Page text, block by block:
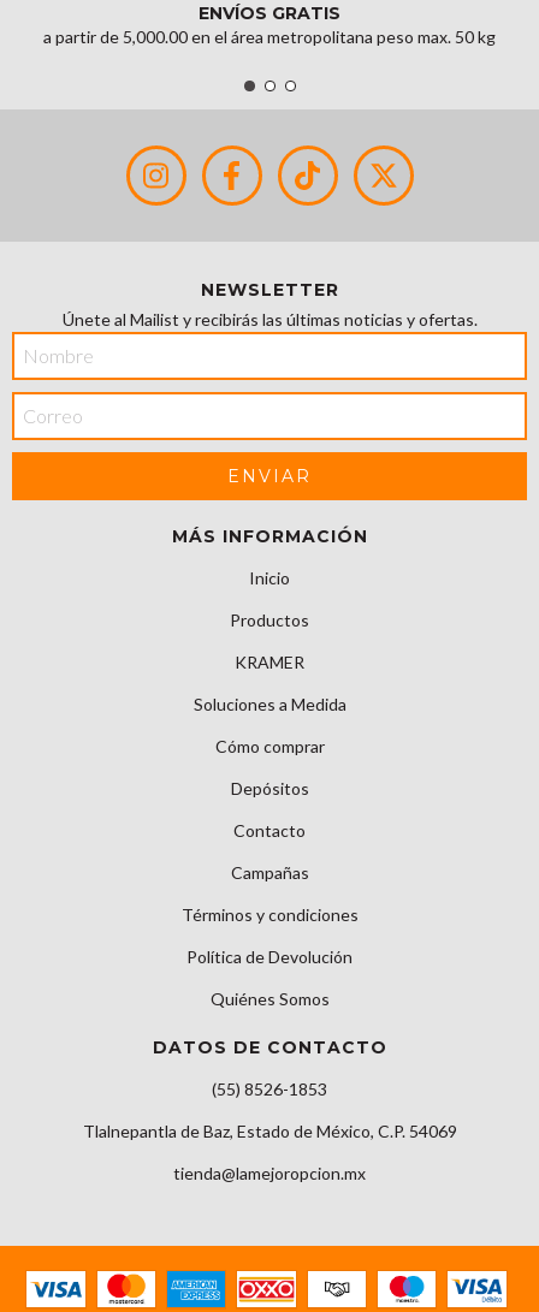
ENVÍOS GRATIS
a partir de 5,000.00 en el área metropolitana peso max. 50 kg
NEWSLETTER
Únete al Mailist y recibirás las últimas noticias y ofertas.
MÁS INFORMACIÓN
Inicio
Productos
KRAMER
Soluciones a Medida
Cómo comprar
Depósitos
Contacto
Campañas
Términos y condiciones
Política de Devolución
Quiénes Somos
DATOS DE CONTACTO
(55) 8526-1853
Tlalnepantla de Baz, Estado de México, C.P. 54069
tienda@lamejoropcion.mx